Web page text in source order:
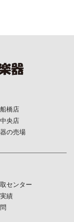
橋店
央店
の売場
センター
績